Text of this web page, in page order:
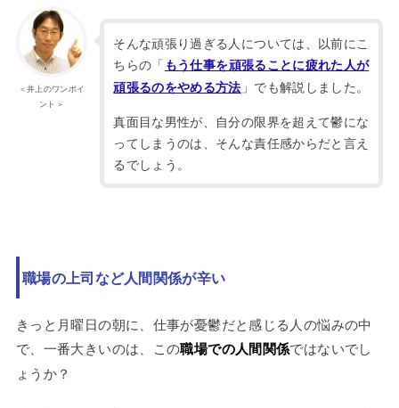
＜井上のワンポイ
ント＞
そんな頑張り過ぎる人については、以前にこ
ちらの「 もう仕事を頑張ることに疲れた人が
頑張るのをやめる方法 」でも解説しました。
真面目な男性が、自分の限界を超えて鬱にな
ってしまうのは、そんな責任感からだと言え
るでしょう。
職場の上司など人間関係が辛い
きっと月曜日の朝に、仕事が憂鬱だと感じる人の悩みの中
で、一番大きいのは、この職場での人間関係ではないでし
ょうか？